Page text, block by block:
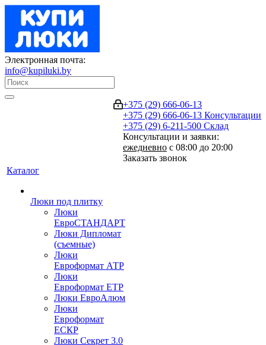
Электронная почта:
info@kupiluki.by
+375 (29) 666-06-13
+375 (29) 666-06-13 Консультации
+375 (29) 6-211-500 Склад
Консультации и заявки:
ежедневно с 08:00 до 20:00
Заказать звонок
Каталог
Люки под плитку
Люки
ЕвроСТАНДАРТ
Люки Дипломат
(съемные)
Люки
Евроформат АТР
Люки
Евроформат ЕТР
Люки ЕвроАлюм
Люки
Евроформат
ЕСКР
Люки Секрет 3.0